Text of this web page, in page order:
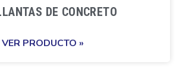
DE CONCRETO
VER PRODUCTO »